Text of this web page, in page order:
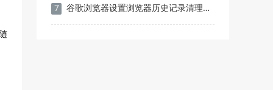
7 谷歌浏览器设置浏览器历史记录清理功能